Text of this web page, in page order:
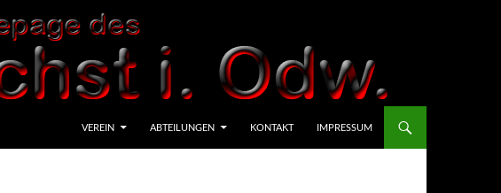
VEREIN ABTEILUNGEN KONTAKT IMPRESSUM